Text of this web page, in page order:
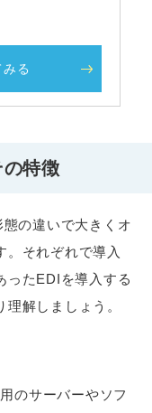
る
特徴
の違いで大きくオ
。それぞれで導入
ったEDIを導入する
解しましょう。
のサーバーやソフ